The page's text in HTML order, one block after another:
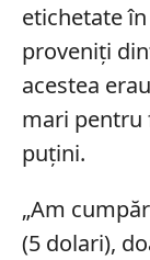
etichetate
proveniți
acestea
mari pentru
puțini.
„Am
(5 dolari),